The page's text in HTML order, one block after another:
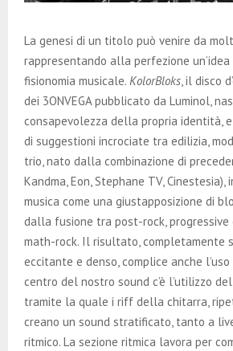
La genesi di un titolo può venire da
rappresentando alla perfezione
fisionomia musicale. KolorBloks, il disco
dei 3ONVEGA pubblicato da Luminol,
consapevolezza della propria identità,
di suggestioni incrociate tra edilizia,
trio, nato dalla combinazione di
Kandma, Eon, Stephane TV, Cinestesia),
musica come una giustapposizione di
dalla fusione tra post-rock, progressive
math-rock. Il risultato, completamente
eccitante e denso, complice anche
centro del nostro sound c’è l’utilizzo
tramite la quale i riff della chitarra,
creano un sound stratificato, tanto a
ritmico. La sezione ritmica lavora per